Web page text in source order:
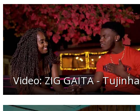
Video: ZIG GAITA - Tujinha